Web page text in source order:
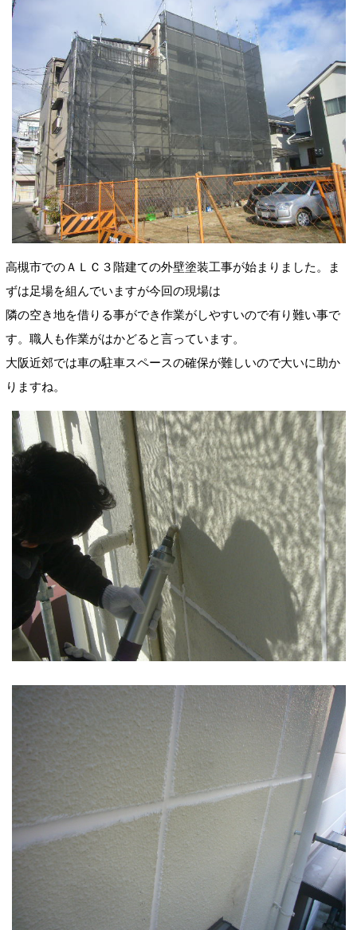
高槻市でのＡＬＣ３階建ての外壁塗装工事が始まりました。ま
ずは足場を組んでいますが今回の現場は
隣の空き地を借りる事ができ作業がしやすいので有り難い事で
す。職人も作業がはかどると言っています。
大阪近郊では車の駐車スペースの確保が難しいので大いに助か
りますね。